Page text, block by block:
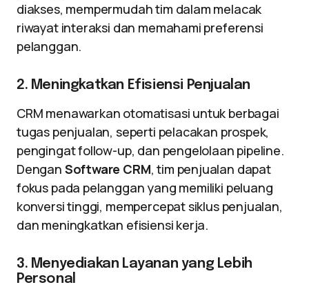
diakses, mempermudah tim dalam melacak
riwayat interaksi dan memahami preferensi
pelanggan.
2. Meningkatkan Efisiensi Penjualan
CRM menawarkan otomatisasi untuk berbagai
tugas penjualan, seperti pelacakan prospek,
pengingat follow-up, dan pengelolaan pipeline.
Dengan Software CRM, tim penjualan dapat
fokus pada pelanggan yang memiliki peluang
konversi tinggi, mempercepat siklus penjualan,
dan meningkatkan efisiensi kerja.
3. Menyediakan Layanan yang Lebih
Personal